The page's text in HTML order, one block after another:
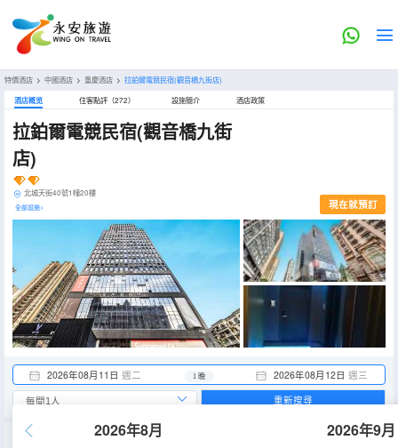
特價酒店 > 中國酒店 > 重慶酒店 > 拉鉑爾電競民宿(觀音橋九街店)
酒店概览 住客點評（272） 設施簡介 酒店政策
拉鉑爾電競民宿(觀音橋九街
店)
北城天街40號1幢20樓
全部設施> 現在就預訂
2026年08月11日 週二 2026年08月12日 週三
1 晚
2026年8月 2026年9月
重新搜尋